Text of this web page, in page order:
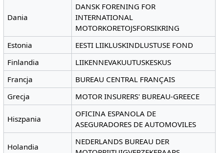
Dania
DANSK FORENING FOR
INTERNATIONAL
MOTORKORETOJSFORSIKRING
Estonia
EESTI LIIKLUSKINDLUSTUSE FOND
Finlandia
LIIKENNEVAKUUTUSKESKUS
Francja
BUREAU CENTRAL FRANÇAIS
Grecja
MOTOR INSURERS' BUREAU-GREECE
Hiszpania
OFICINA ESPANOLA DE
ASEGURADORES DE AUTOMOVILES
Holandia
NEDERLANDS BUREAU DER